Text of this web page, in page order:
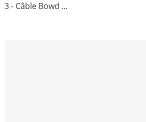
3 - Câble Bowd ...